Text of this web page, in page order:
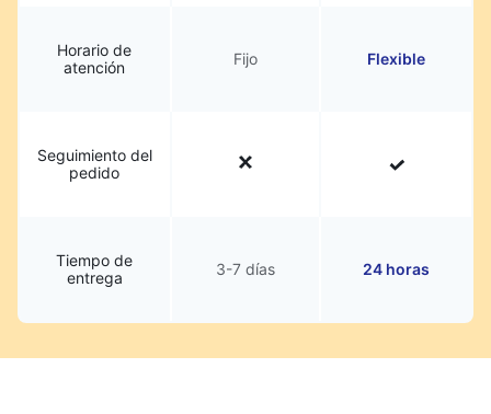
Horario de
atención
Fijo Flexible
Seguimiento del
pedido
Tiempo de
entrega
3-7 días 24 horas